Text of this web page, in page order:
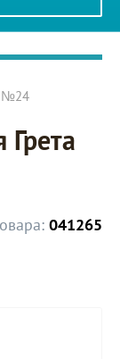
№24
Грета
041265